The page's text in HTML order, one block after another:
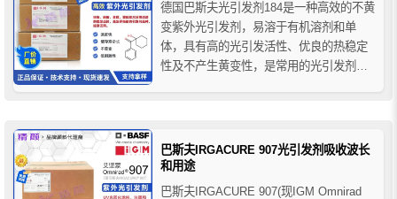
德国巴斯夫光引发剂184是一种高效的不黄
变紫外光引发剂，易溶于有机溶剂和单
体，具有高的光引发活性、优良的热稳定
性及不产生黄变性，是常用的光引发剂，
精颜光引发剂厂家价格批发。
巴斯夫IRGACURE 907光引发剂吸收波长
和用途
巴斯夫IRGACURE 907(现IGM Omnirad